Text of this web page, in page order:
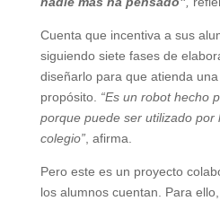
Cuenta que incentiva a sus
siguiendo siete fases de
diseñarlo para que atienda
propósito. “Es un robot hecho
porque puede ser utilizado por
colegio”, afirma.
Pero este es un proyecto
los alumnos cuentan. Para